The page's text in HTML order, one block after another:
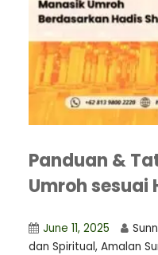
Panduan &
Umroh sesuai
June 11, 2025
dan Spiritual, Amalan